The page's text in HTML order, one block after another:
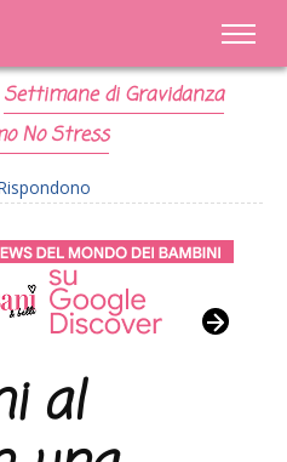
Settimane di Gravidanza
No Stress
al